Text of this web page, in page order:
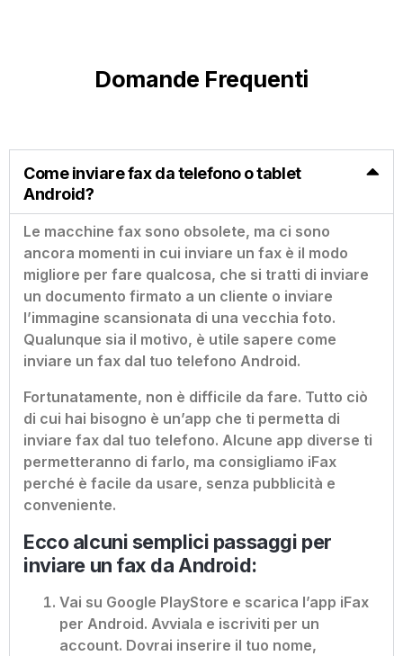
Domande Frequenti
Come inviare fax da telefono o tablet
Android?
Le macchine fax sono obsolete, ma ci sono
ancora momenti in cui inviare un fax è il modo
migliore per fare qualcosa, che si tratti di inviare
un documento firmato a un cliente o inviare
l’immagine scansionata di una vecchia foto.
Qualunque sia il motivo, è utile sapere come
inviare un fax dal tuo telefono Android.
Fortunatamente, non è difficile da fare. Tutto ciò
di cui hai bisogno è un’app che ti permetta di
inviare fax dal tuo telefono. Alcune app diverse ti
permetteranno di farlo, ma consigliamo iFax
perché è facile da usare, senza pubblicità e
conveniente.
Ecco alcuni semplici passaggi per
inviare un fax da Android:
Vai su Google PlayStore e scarica l’app iFax
per Android. Avviala e iscriviti per un
account. Dovrai inserire il tuo nome,